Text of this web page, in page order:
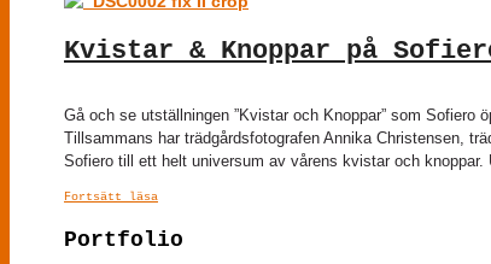
Kvistar & Knoppar på
Gå och se utställningen ”Kvistar och Knoppar” som Sofiero
Tillsammans har trädgårdsfotografen Annika Christensen,
Sofiero till ett helt universum av vårens kvistar och
Fortsätt läsa
Portfolio